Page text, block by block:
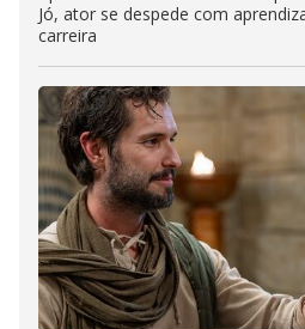
Jó, ator se despede com
carreira